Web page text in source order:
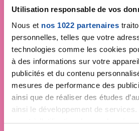
Utilisation responsable de vos
Nous et nos 1022 partenaires
personnelles, telles que votre
technologies comme les cookies
à des informations sur votre
publicités et du contenu
mesures de performance des
ainsi que de réaliser des études
ainsi le développement de
quant à l'utilisation de vos données